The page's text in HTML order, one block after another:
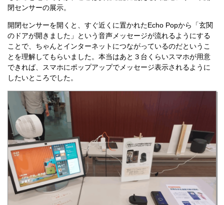
閉センサーの展示。
開閉センサーを開くと、すぐ近くに置かれたEcho Popから「玄関
のドアが開きました」という音声メッセージが流れるようにする
ことで、ちゃんとインターネットにつながっているのだというこ
とを理解してもらいました。本当はあと３台くらいスマホが用意
できれば、スマホにポップアップでメッセージ表示されるように
したいところでした。